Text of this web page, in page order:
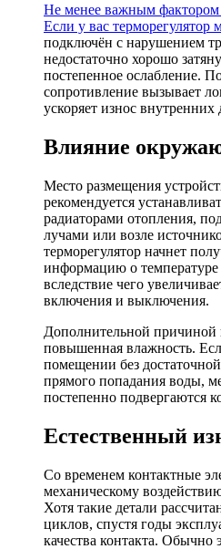
Не менее важным фактором
Если у вас терморегулятор
подключён с нарушением
недостаточно хорошо
постепенное ослабление.
сопротивление вызывает
ускоряет износ внутренних
Влияние
Место размещения
рекомендуется
радиаторами отопления,
лучами или возле
терморегулятор начнет
информацию о
вследствие чего
включения и выключения.
Дополнительной причиной
повышенная влажность.
помещении без
прямого попадания воды,
постепенно подвергаются
Естественный
Со временем контактные
механическому
Хотя такие детали
циклов, спустя годы
качества контакта. Обычно